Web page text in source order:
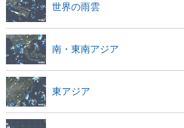
世界の雨雲
南・東南アジア
東アジア